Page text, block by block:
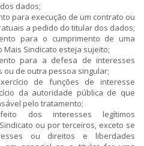
dados;
para execução de um contrato ou
a pedido do titular dos dados;
para o cumprimento de uma
Mais Sindicato esteja sujeito;
para a defesa de interesses
ou de outra pessoa singular;
de funções de interesse
da autoridade pública de que
pelo tratamento;
dos interesses legítimos
ou por terceiros, exceto se
ou direitos e liberdades